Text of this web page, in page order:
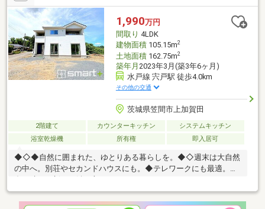
1,990万円
間取り 4LDK
建物面積105.15m2
土地面積162.75m2
築年月 2023年3月(築3年6ヶ月)
水戸線 宍戸駅 徒歩4.0km
その他の交通
茨城県笠間市上加賀田
2階建て カウンターキッチン
システムキッチン
浴室乾燥機
所有権 即入居可
◆◇◆自然に囲まれた、ゆとりある暮らしを。◆◇週末は大自然
の中へ。別荘やセカンドハウスにも。◆テレワークにも最適。田